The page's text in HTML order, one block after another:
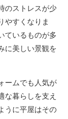
のストレスが少
やすくなりま
ているものが多
に美しい景観を
ームでも人気が
な暮らしを支え
うに平屋はその